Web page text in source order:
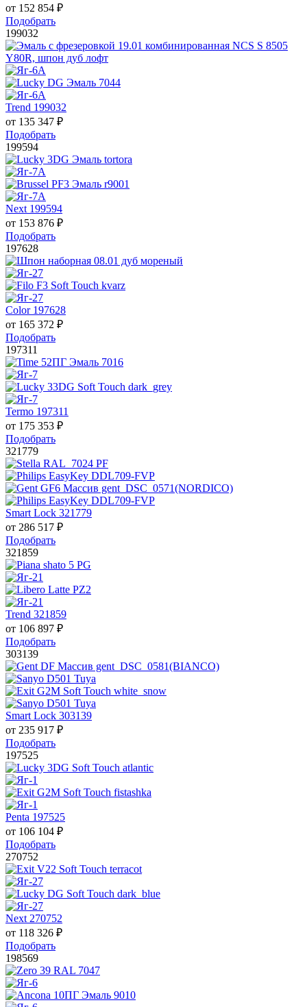
от 152 854 ₽
Подобрать
199032
Trend 199032
от 135 347 ₽
Подобрать
199594
Next 199594
от 153 876 ₽
Подобрать
197628
Color 197628
от 165 372 ₽
Подобрать
197311
Termo 197311
от 175 353 ₽
Подобрать
321779
Smart Lock 321779
от 286 517 ₽
Подобрать
321859
Trend 321859
от 106 897 ₽
Подобрать
303139
Smart Lock 303139
от 235 917 ₽
Подобрать
197525
Penta 197525
от 106 104 ₽
Подобрать
270752
Next 270752
от 118 326 ₽
Подобрать
198569